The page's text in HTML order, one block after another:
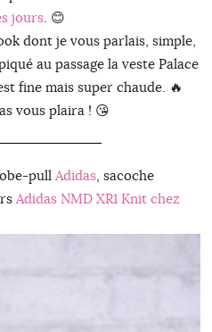
jours. 😊
dont je vous parlais, simple,
au passage la veste Palace
fine mais super chaude. 🔥
vous plaira ! 😘
pull Adidas, sacoche
Adidas NMD XR1 Knit chez